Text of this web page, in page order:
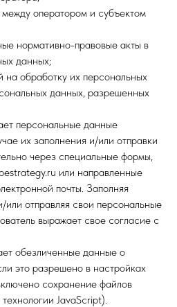
оператором и субъектом
нормативно-правовые акты в
данных;
на обработку их персональных
данных, разрешенных
персональные данные
их заполнения и/или отправки
через специальные формы,
или направленные
почты. Заполняя
отправляя свои персональные
выражает свое согласие с
обезличенные данные о
это разрешено в настройках
сохранение файлов
JavaScript).